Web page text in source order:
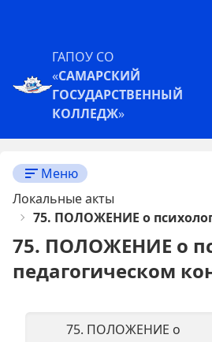
ГАПОУ СО
«САМАРСКИЙ
ГОСУДАРСТВЕННЫЙ
КОЛЛЕДЖ»
Меню
Локальные акты
75. ПОЛОЖЕНИЕ о
75. ПОЛОЖЕНИЕ о
педагогическом
75. ПОЛОЖЕНИЕ о